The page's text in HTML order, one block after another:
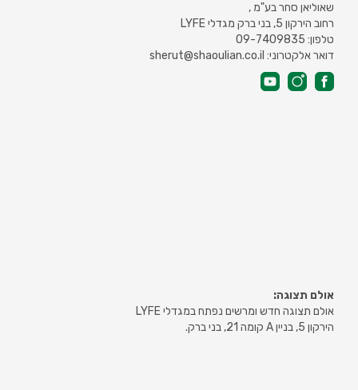
שאוליאן סחר בע"מ ,
רחוב הירקון 5, בני ברק מגדלי LYFE
טלפון: 09-7409835
דואר אלקטרוני: sherut@shaoulian.co.il
אולם תצוגה:
אולם תצוגה חדש ומרשים נפתח במגדלי LYFE
הירקון 5, בניין A קומה 21, בני ברק.